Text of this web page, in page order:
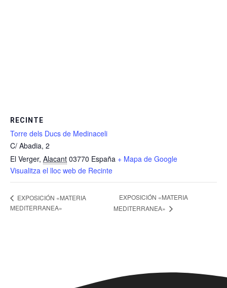
RECINTE
Torre dels Ducs de Medinaceli
C/ Abadia, 2
El Verger, Alacant 03770 España + Mapa de Google
Visualitza el lloc web de Recinte
EXPOSICIÓN «MATERIA
MEDITERRANEA»
EXPOSICIÓN «MATERIA
MEDITERRANEA»